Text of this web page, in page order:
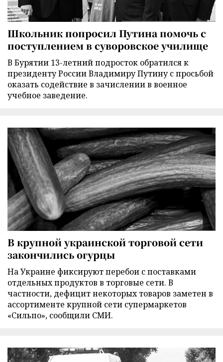
Школьник попросил Путина помочь с
поступлением в суворовское училище
В Бурятии 13-летний подросток обратился к
президенту России Владимиру Путину с просьбой
оказать содействие в зачислении в военное
учебное заведение.
В крупной украинской торговой сети
закончились огурцы
На Украине фиксируют перебои с поставками
отдельных продуктов в торговые сети. В
частности, дефицит некоторых товаров заметен в
ассортименте крупной сети супермаркетов
«Сильпо», сообщили СМИ.